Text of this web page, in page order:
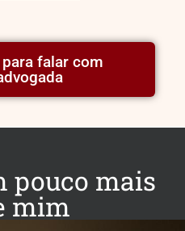
falar com
pouco mais
mim